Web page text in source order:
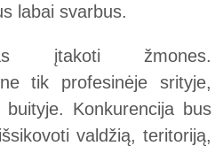
labai svarbus.
įtakoti žmones.
tik profesinėje srityje,
Konkurencija bus
valdžią, teritoriją,